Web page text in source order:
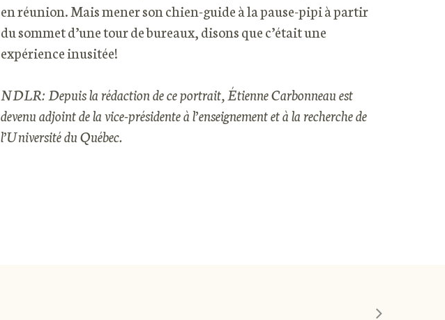
en réunion. Mais mener son chien-guide à la pause-pipi à partir
du sommet d’une tour de bureaux, disons que c’était une
expérience inusitée!
NDLR: Depuis la rédaction de ce portrait, Étienne Carbonneau est
devenu adjoint de la vice-présidente à l’enseignement et à la recherche de
l’Université du Québec.